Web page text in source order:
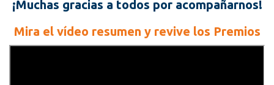
¡Muchas gracias a todos por acompañarnos!
Mira el vídeo resumen y revive los Premios